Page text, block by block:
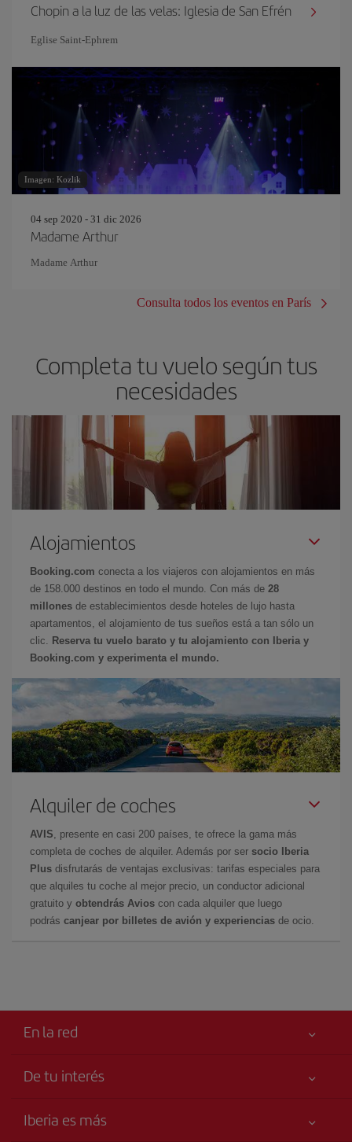
Chopin a la luz de las velas: Iglesia de San Efrén
Eglise Saint‐Ephrem
Imagen: Kozlik
04 sep 2020 - 31 dic 2026
Madame Arthur
Madame Arthur
Consulta todos los eventos en París
Completa tu vuelo según tus
necesidades
Alojamientos
Booking.com conecta a los viajeros con alojamientos en más
de 158.000 destinos en todo el mundo. Con más de 28
millones de establecimientos desde hoteles de lujo hasta
apartamentos, el alojamiento de tus sueños está a tan sólo un
clic. Reserva tu vuelo barato y tu alojamiento con Iberia y
Booking.com y experimenta el mundo.
Alquiler de coches
AVIS, presente en casi 200 países, te ofrece la gama más
completa de coches de alquiler. Además por ser socio Iberia
Plus disfrutarás de ventajas exclusivas: tarifas especiales para
que alquiles tu coche al mejor precio, un conductor adicional
gratuito y obtendrás Avios con cada alquiler que luego
podrás canjear por billetes de avión y experiencias de ocio.
En la red
De tu interés
Accesibilidad
Iberia es más